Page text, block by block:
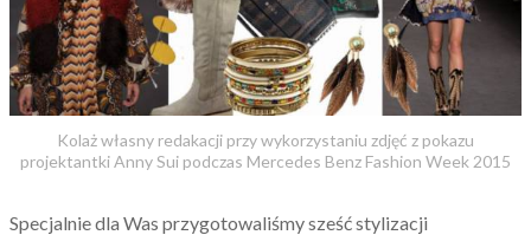
Kolaż własny redakacji przy wykorzystaniu zdjęć z pokazu
projektantki Anny Sui podczas Mercedes Benz Fashion Week 2015
Specjalnie dla Was przygotowaliśmy sześć stylizacji